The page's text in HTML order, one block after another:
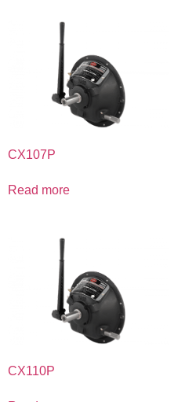
CX107P
Read more
CX110P